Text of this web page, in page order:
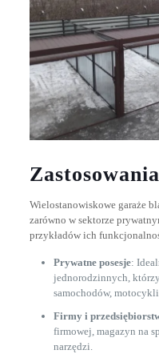
Wielostanowiskowe garaże
zarówno w sektorze
przykładów ich
Prywatne posesje:
jednorodzinnych,
samochodów,
Firmy i
firmowej, magazyn na
narzędzi.